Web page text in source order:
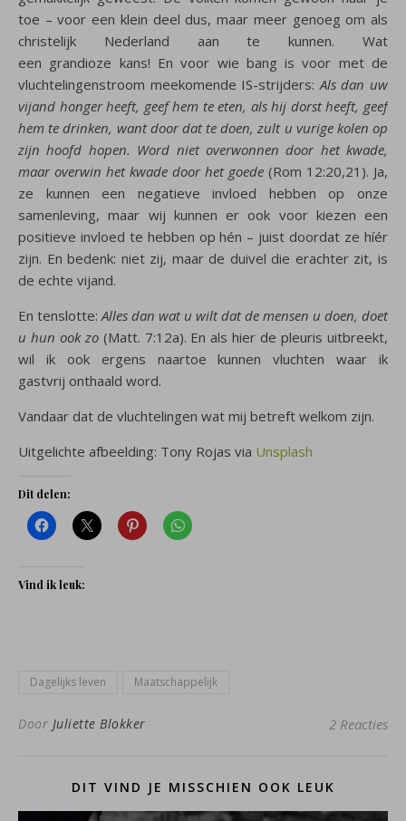
toe – voor een klein deel dus, maar meer genoeg om als
christelijk Nederland aan te kunnen. Wat
een grandioze kans! En voor wie bang is voor met de
vluchtelingenstroom meekomende IS-strijders: Als dan uw
vijand honger heeft, geef hem te eten, als hij dorst heeft, geef
hem te drinken, want door dat te doen, zult u vurige kolen op
zijn hoofd hopen. Word niet overwonnen door het kwade,
maar overwin het kwade door het goede (Rom 12:20,21). Ja,
ze kunnen een negatieve invloed hebben op onze
samenleving, maar wij kunnen er ook voor kiezen een
positieve invloed te hebben op hén – juist doordat ze híér
zijn. En bedenk: niet zij, maar de duivel die erachter zit, is
de echte vijand.
En tenslotte: Alles dan wat u wilt dat de mensen u doen, doet
u hun ook zo (Matt. 7:12a). En als hier de pleuris uitbreekt,
wil ik ook ergens naartoe kunnen vluchten waar ik
gastvrij onthaald word.
Vandaar dat de vluchtelingen wat mij betreft welkom zijn.
Uitgelichte afbeelding: Tony Rojas via Unsplash
Dit delen:
Vind ik leuk:
Dagelijks leven Maatschappelijk
Door Juliette Blokker 2 Reacties
DIT VIND JE MISSCHIEN OOK LEUK